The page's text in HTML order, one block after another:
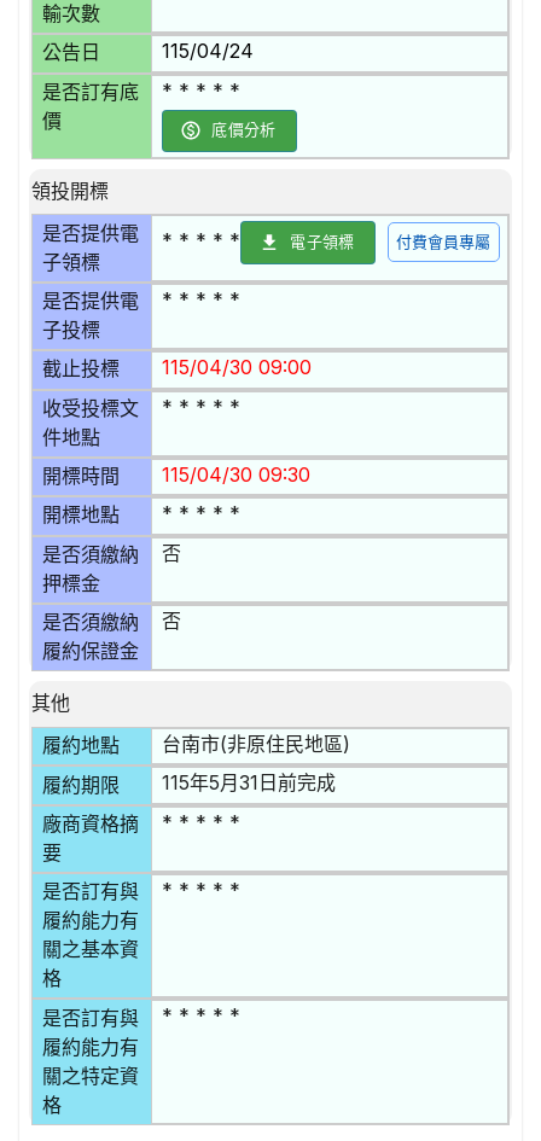
輸次數
公告日 115/04/24
是否訂有底
價
* * * * *
底價分析
領投開標
是否提供電
子領標
* * * * * 電子領標 付費會員專屬
是否提供電
子投標
* * * * *
截止投標 115/04/30 09:00
收受投標文
件地點
* * * * *
開標時間 115/04/30 09:30
開標地點 * * * * *
是否須繳納
押標金
否
是否須繳納
履約保證金
否
其他
履約地點
台南市(非原住民地區)
履約期限 115年5月31日前完成
廠商資格摘
要
* * * * *
是否訂有與
履約能力有
關之基本資
格
* * * * *
是否訂有與
履約能力有
關之特定資
格
* * * * *